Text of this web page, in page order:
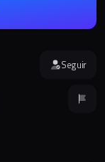
Seguir